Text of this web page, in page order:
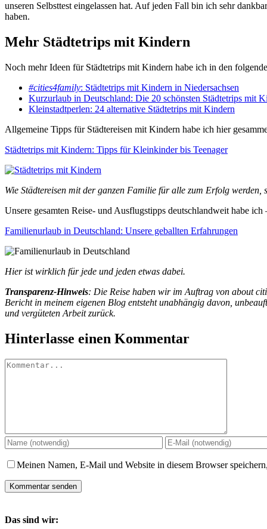
unseren Selbsttest eingelassen hat. Auf jeden Fall bin ich sehr
haben.
Mehr Städtetrips mit Kindern
Noch mehr Ideen für Städtetrips mit Kindern habe ich in den
#cities4family: Städtetrips mit Kindern in Niedersachsen
Kurzurlaub in Deutschland: Die 20 schönsten Städtetrips mit
Kleinstadtperlen: 24 alternative Städtetrips mit Kindern
Allgemeine Tipps für Städtereisen mit Kindern habe ich hier
Städtetrips mit Kindern: Tipps für Kleinkinder bis Teenager
Wie Städtereisen mit der ganzen Familie für alle zum Erfolg
Unsere gesamten Reise- und Ausflugstipps deutschlandweit habe
Familienurlaub in Deutschland: Unsere geballten Erfahrungen
Hier ist wirklich für jede und jeden etwas dabei.
Transparenz-Hinweis: Die Reise haben wir im Auftrag von about
Bericht in meinem eigenen Blog entsteht unabhängig davon,
und vergüteten Arbeit zurück.
Hinterlasse einen Kommentar
Kommentar
Meinen Namen, E-Mail und Website in diesem Browser
Das sind wir: